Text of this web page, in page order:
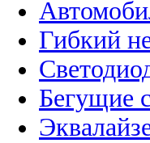
Гибкий
Бегущие